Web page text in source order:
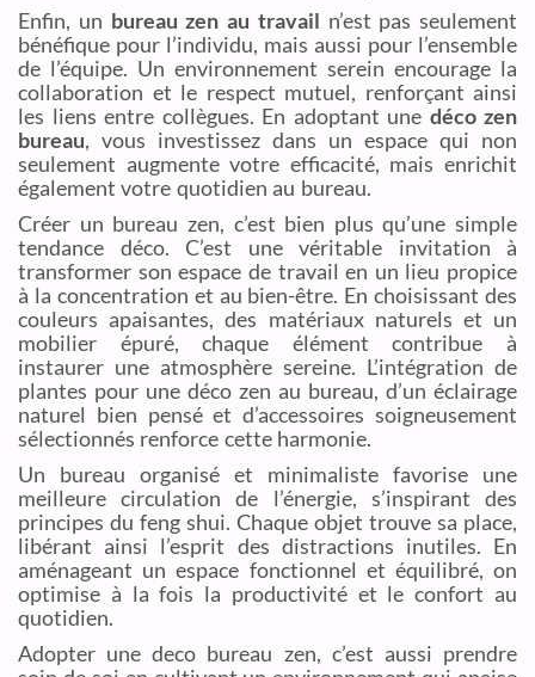
Enfin, un bureau zen au travail n’est pas seulement
bénéfique pour l’individu, mais aussi pour l’ensemble
de l’équipe. Un environnement serein encourage la
collaboration et le respect mutuel, renforçant ainsi
les liens entre collègues. En adoptant une déco zen
bureau, vous investissez dans un espace qui non
seulement augmente votre efficacité, mais enrichit
également votre quotidien au bureau.
Créer un bureau zen, c’est bien plus qu’une simple
tendance déco. C’est une véritable invitation à
transformer son espace de travail en un lieu propice
à la concentration et au bien-être. En choisissant des
couleurs apaisantes, des matériaux naturels et un
mobilier épuré, chaque élément contribue à
instaurer une atmosphère sereine. L’intégration de
plantes pour une déco zen au bureau, d’un éclairage
naturel bien pensé et d’accessoires soigneusement
sélectionnés renforce cette harmonie.
Un bureau organisé et minimaliste favorise une
meilleure circulation de l’énergie, s’inspirant des
principes du feng shui. Chaque objet trouve sa place,
libérant ainsi l’esprit des distractions inutiles. En
aménageant un espace fonctionnel et équilibré, on
optimise à la fois la productivité et le confort au
quotidien.
Adopter une deco bureau zen, c’est aussi prendre